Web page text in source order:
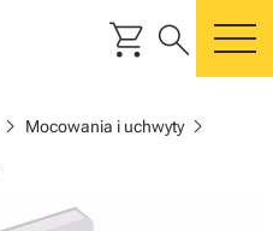
shopping_cart search
chevron_right Mocowania i uchwytychevron_right